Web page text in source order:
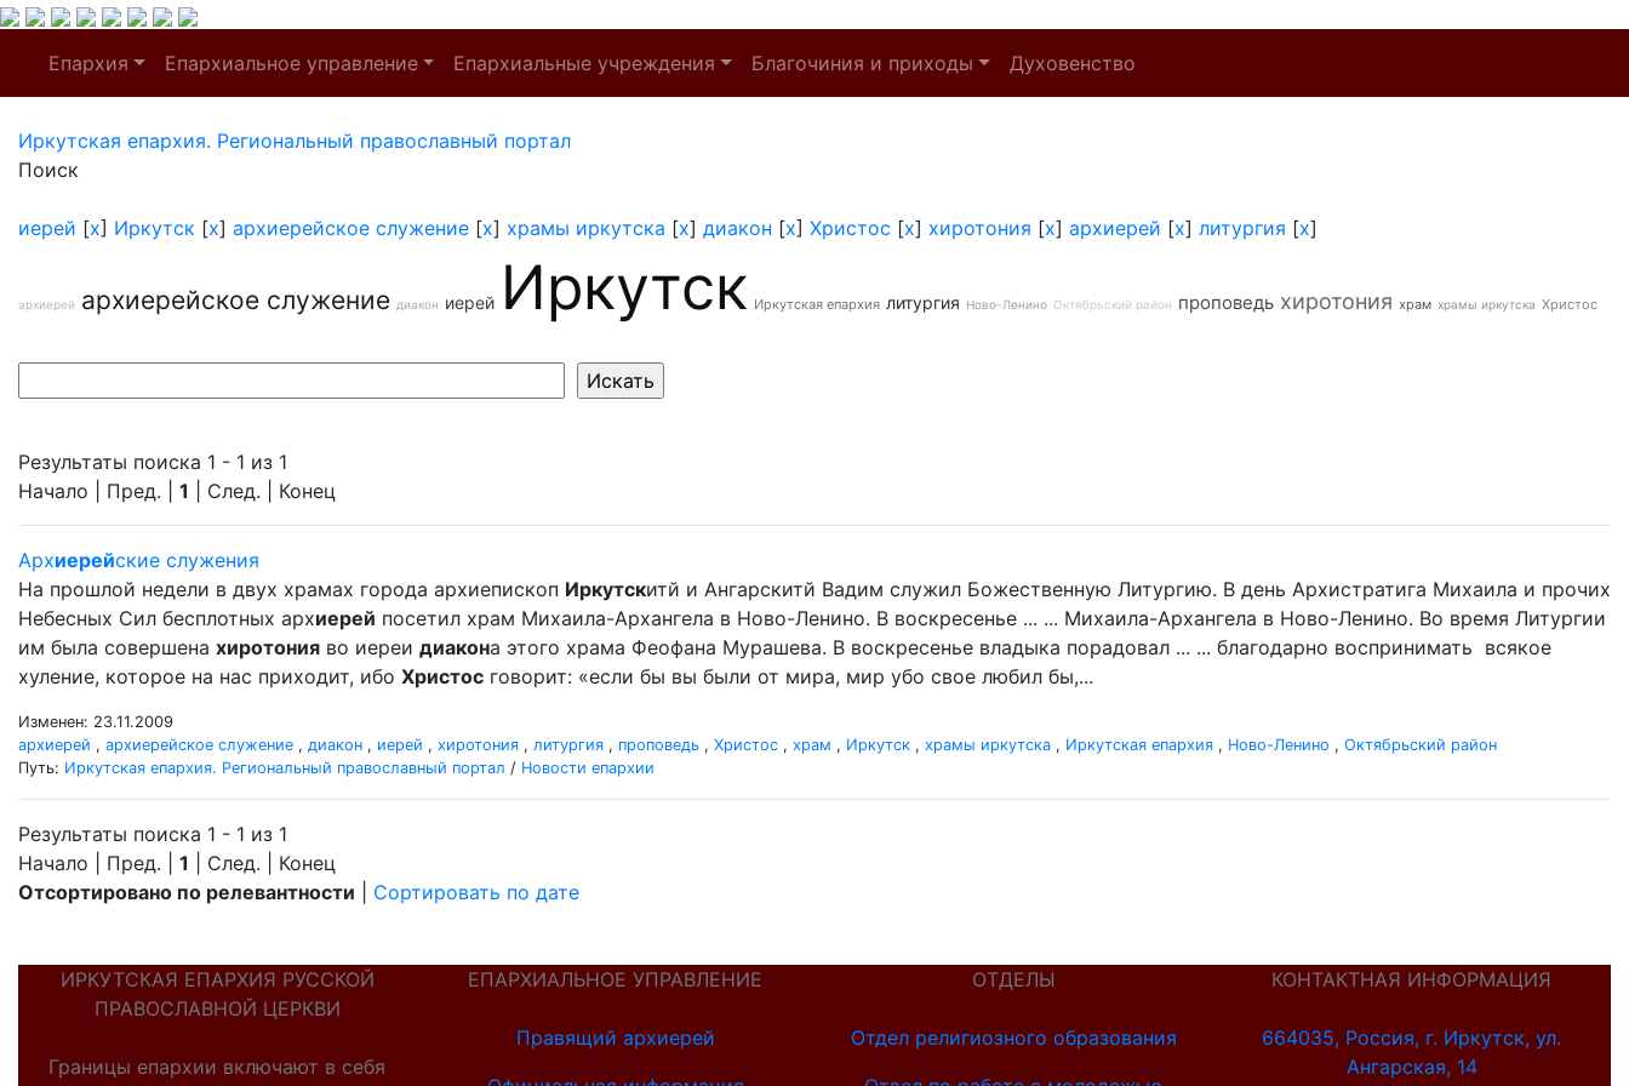
Епархия Епархиальное управление Епархиальные учреждения Благочиния и приходы Духовенство
Иркутская епархия. Региональный православный портал
Поиск
иерей [x] Иркутск [x] архиерейское служение [x] храмы иркутска [x] диакон [x] Христос [x] хиротония [x] архиерей [x] литургия [x]
архиерей архиерейское служение диакон иерей Иркутск Иркутская епархия литургия Ново-Ленино Октябрьский район проповедь хиротония храм храмы иркутска Христос
Результаты поиска 1 - 1 из 1
Начало | Пред. | 1 | След. | Конец
Архиерейские служения
На прошлой недели в двух храмах города архиепископ Иркутскитй и Ангарскитй Вадим служил Божественную Литургию. В день Архистратига Михаила и прочих
Небесных Сил бесплотных архиерей посетил храм Михаила-Архангела в Ново-Ленино. В воскресенье ... ... Михаила-Архангела в Ново-Ленино. Во время Литургии
им была совершена хиротония во иереи диакона этого храма Феофана Мурашева. В воскресенье владыка порадовал ... ... благодарно воспринимать всякое
хуление, которое на нас приходит, ибо Христос говорит: «если бы вы были от мира, мир убо свое любил бы,...
Изменен: 23.11.2009
архиерей , архиерейское служение , диакон , иерей , хиротония , литургия , проповедь , Христос , храм , Иркутск , храмы иркутска , Иркутская епархия , Ново-Ленино , Октябрьский район
Путь: Иркутская епархия. Региональный православный портал / Новости епархии
Результаты поиска 1 - 1 из 1
Начало | Пред. | 1 | След. | Конец
Отсортировано по релевантности
Сортировать по дате
ИРКУТСКАЯ ЕПАРХИЯ РУССКОЙ
ПРАВОСЛАВНОЙ ЦЕРКВИ
Границы епархии включают в себя
ЕПАРХИАЛЬНОЕ УПРАВЛЕНИЕ
Правящий архиерей
ОТДЕЛЫ
Отдел религиозного образования
КОНТАКТНАЯ ИНФОРМАЦИЯ
664035, Россия, г. Иркутск, ул.
Ангарская, 14